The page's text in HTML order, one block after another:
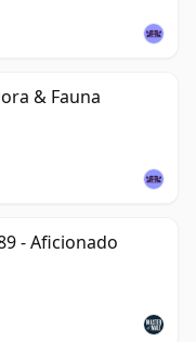
& Fauna
- Aficionado